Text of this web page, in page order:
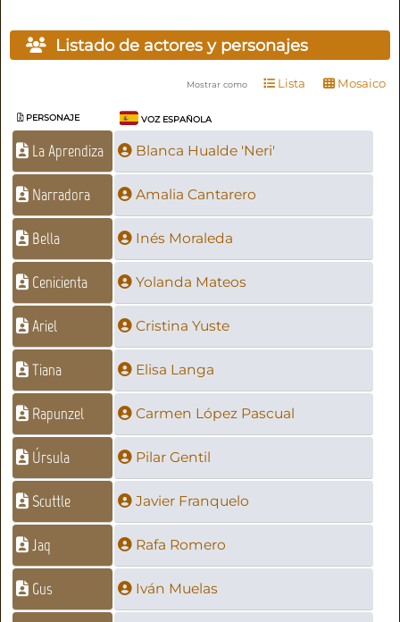
Listado de actores y personajes
Mostrar como Lista Mosaico
PERSONAJE VOZ ESPAÑOLA
La Aprendiza Blanca Hualde 'Neri'
Narradora Amalia Cantarero
Bella Inés Moraleda
Cenicienta Yolanda Mateos
Ariel Cristina Yuste
Tiana Elisa Langa
Rapunzel Carmen López Pascual
Úrsula Pilar Gentil
Scuttle Javier Franquelo
Jaq Rafa Romero
Gus Iván Muelas